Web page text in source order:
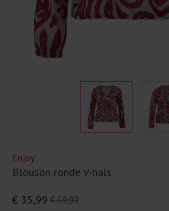
Enjoy
Blouson ronde V-hals
€ 59,99
€ 35,99